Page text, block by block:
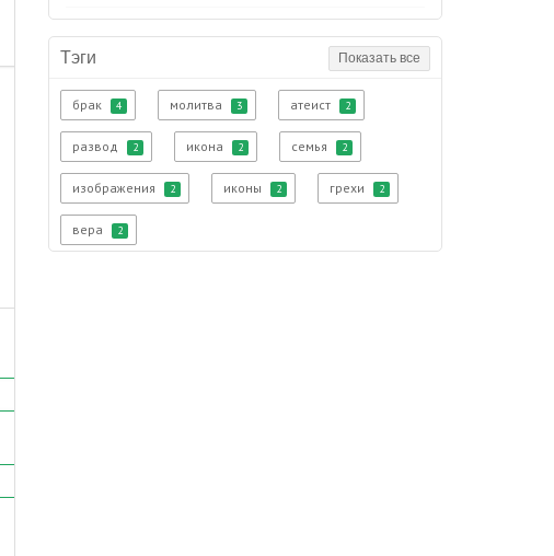
Тэги Показать все
брак 4 молитва 3 атеист 2
развод 2 икона 2 семья 2
изображения 2 иконы 2 грехи 2
вера 2